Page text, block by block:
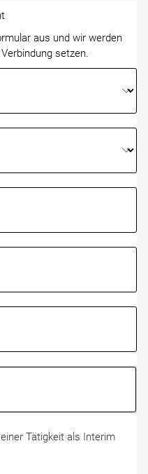
aus und wir werden
setzen.
Tätigkeit als Interim